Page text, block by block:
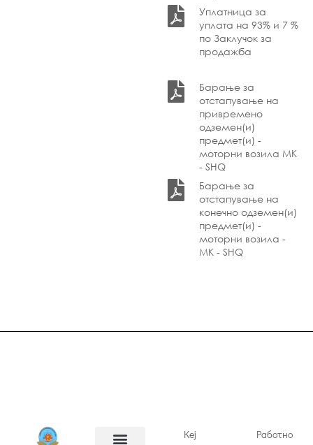
Уплатница за
уплата на 93% и 7 %
по Заклучок за
продажба
Барање за
отстапување на
привремено
одземен(и)
предмет(и) -
моторни возила МК
- SHQ
Барање за
отстапување на
конечно одземен(и)
предмет(и) -
моторни возила -
МК - SHQ
Кеј
Работно